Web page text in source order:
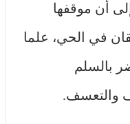
أن موقفها
في الحي، علما
بالسلم
والتعسف.